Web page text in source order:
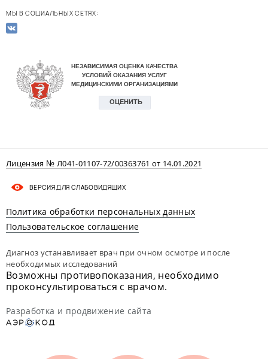
МЫ В СОЦИАЛЬНЫХ СЕТЯХ:
Лицензия № Л041-01107-72/00363761 от 14.01.2021
ВЕРСИЯ ДЛЯ СЛАБОВИДЯЩИХ
Политика обработки персональных данных
Пользовательское соглашение
Диагноз устанавливает врач при очном осмотре и после
необходимых исследований
Возможны противопоказания, необходимо
проконсультироваться с врачом.
Разработка и продвижение сайта